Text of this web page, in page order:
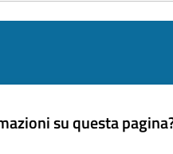
su questa